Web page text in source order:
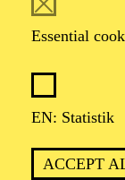
Essential
EN: Statistik
ACCEPT
TICKETS
51,00 45,00 35,00